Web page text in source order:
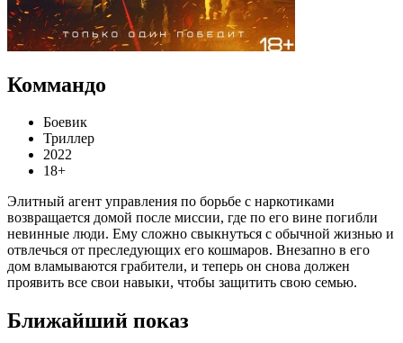
Коммандо
Боевик
Триллер
2022
18+
Элитный агент управления по борьбе с наркотиками
возвращается домой после миссии, где по его вине погибли
невинные люди. Ему сложно свыкнуться с обычной жизнью и
отвлечься от преследующих его кошмаров. Внезапно в его
дом вламываются грабители, и теперь он снова должен
проявить все свои навыки, чтобы защитить свою семью.
Ближайший показ